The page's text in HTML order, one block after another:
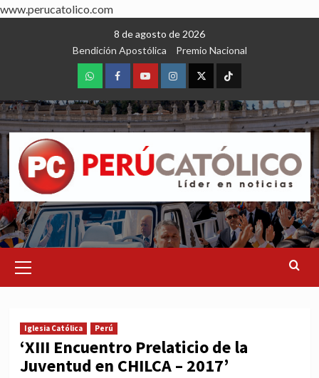
www.perucatolico.com
8 de agosto de 2026
Bendición Apostólica
Premio Nacional
WhatsAppFacebookYoutubeInstagram
X TikTok
Menu
Iglesia Católica Perú
‘XIII Encuentro Prelaticio de la
Juventud en CHILCA – 2017’